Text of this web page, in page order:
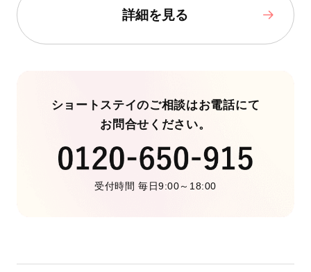
詳細を見る
ショートステイのご相談はお電話にて
お問合せください。
受付時間 毎日9:00～18:00